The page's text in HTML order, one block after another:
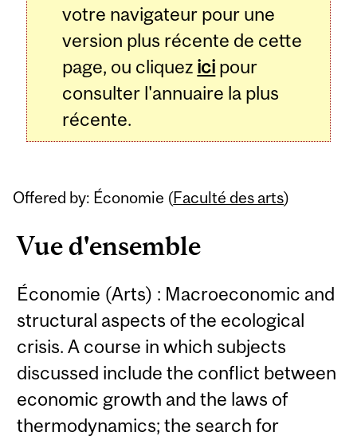
votre navigateur pour une
version plus récente de cette
page, ou cliquez ici pour
consulter l'annuaire la plus
récente.
Offered by: Économie (Faculté des arts)
Vue d'ensemble
Économie (Arts) : Macroeconomic and
structural aspects of the ecological
crisis. A course in which subjects
discussed include the conflict between
economic growth and the laws of
thermodynamics; the search for